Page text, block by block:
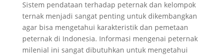
Sistem pendataan terhadap peternak dan kelompok
ternak menjadi sangat penting untuk dikembangkan
agar bisa mengetahui karakteristik dan pemetaan
peternak di Indonesia. Informasi mengenai peternak
milenial ini sangat dibutuhkan untuk mengetahui